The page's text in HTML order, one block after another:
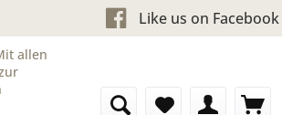
Kostenloser Versand ab
Like us